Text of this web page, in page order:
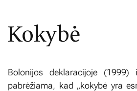
Kokybė
Bolonijos deklaracijoje
pabrėžiama, kad „kokybė yra